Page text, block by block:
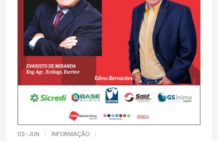
03-JUN INFORMAÇÃO